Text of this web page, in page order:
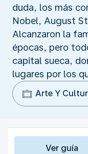
duda, los más
Nobel, August
Alcanzaron la
épocas, pero
capital sueca,
lugares por los
Arte Y
Ver guía